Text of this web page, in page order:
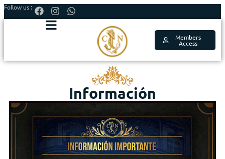
Follow us :
Members
Access
Información